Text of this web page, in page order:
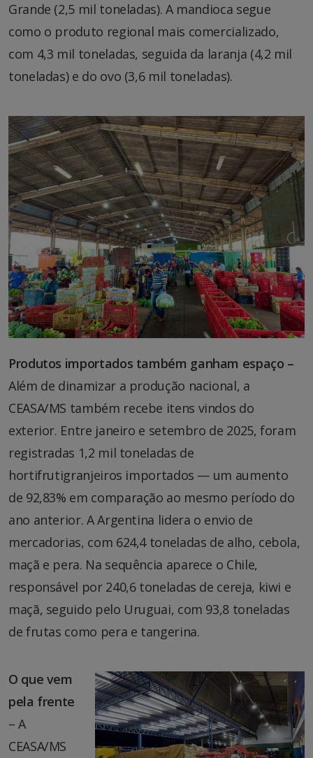
Grande (2,5 mil toneladas). A mandioca segue
como o produto regional mais comercializado,
com 4,3 mil toneladas, seguida da laranja (4,2 mil
toneladas) e do ovo (3,6 mil toneladas).
Produtos importados também ganham espaço –
Além de dinamizar a produção nacional, a
CEASA/MS também recebe itens vindos do
exterior. Entre janeiro e setembro de 2025, foram
registradas 1,2 mil toneladas de
hortifrutigranjeiros importados — um aumento
de 92,83% em comparação ao mesmo período do
ano anterior. A Argentina lidera o envio de
mercadorias, com 624,4 toneladas de alho, cebola,
maçã e pera. Na sequência aparece o Chile,
responsável por 240,6 toneladas de cereja, kiwi e
maçã, seguido pelo Uruguai, com 93,8 toneladas
de frutas como pera e tangerina.
O que vem
pela frente
– A
CEASA/MS